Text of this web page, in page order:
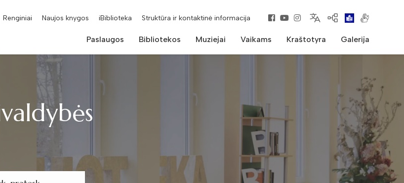
Renginiai Naujos knygos iBiblioteka Struktūra ir kontaktinė informacija
Paslaugos Bibliotekos Muziejai Vaikams Kraštotyra Galerija